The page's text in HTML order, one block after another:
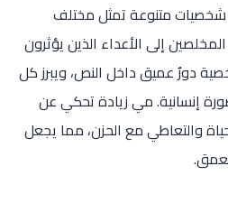
شخصيات متنوعة تمثل مختلف
إلى الأعداء الذين يؤثرون
دورٌ عميق داخل النص، ويبرز كل
إنسانية. مي زيادة تحكي عن
والتعاطي مع الحزن، مما يجعل